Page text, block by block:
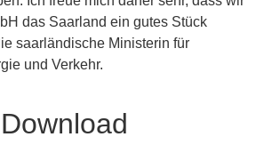
das Saarland ein gutes Stück
saarländische Ministerin für
und Verkehr.